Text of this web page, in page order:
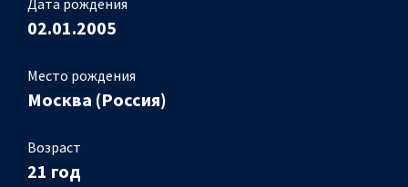
Дата рождения
02.01.2005
Место рождения
Москва (Россия)
Возраст
21 год